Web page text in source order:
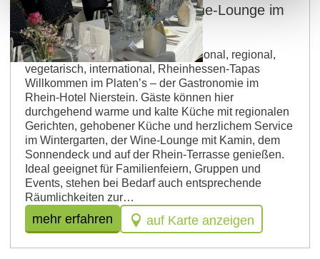
PLATEN’s Restaurant & Wine-Lounge im
Rhein-Hotel Nierstein
Betriebsart: Restaurant Küche: saisonal, regional,
vegetarisch, international, Rheinhessen-Tapas
Willkommen im Platen’s – der Gastronomie im
Rhein-Hotel Nierstein. Gäste können hier
durchgehend warme und kalte Küche mit regionalen
Gerichten, gehobener Küche und herzlichem Service
im Wintergarten, der Wine-Lounge mit Kamin, dem
Sonnendeck und auf der Rhein-Terrasse genießen.
Ideal geeignet für Familienfeiern, Gruppen und
Events, stehen bei Bedarf auch entsprechende
Räumlichkeiten zur…
mehr erfahren auf Karte anzeigen